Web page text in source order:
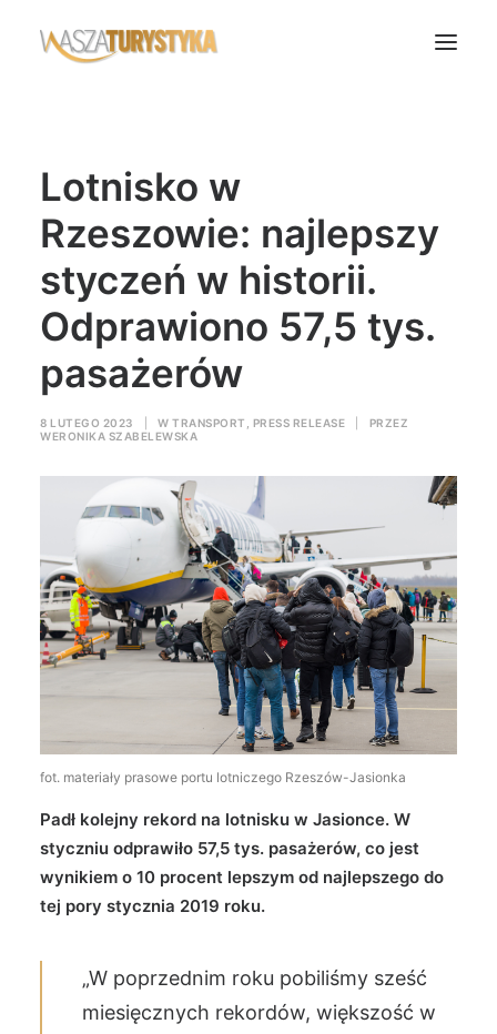
Biura podróży
Transport
Noclegi
Polska
Świat
Podcasty
Rok Kobiet
Wasze Podróże
Wyszukiwanie
Lotnisko w
Rzeszowie: najlepszy
styczeń w historii.
Odprawiono 57,5 tys.
pasażerów
8 LUTEGO 2023 W TRANSPORT PRESS RELEASE
PRZEZ
WERONIKA SZABELEWSKA
fot. materiały prasowe portu lotniczego Rzeszów-Jasionka
Padł kolejny rekord na lotnisku w Jasionce. W
styczniu odprawiło 57,5 tys. pasażerów, co jest
wynikiem o 10 procent lepszym od najlepszego do
tej pory stycznia 2019 roku.
„W poprzednim roku pobiliśmy sześć
miesięcznych rekordów, większość w